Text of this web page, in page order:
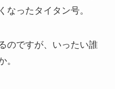
なったタイタン号。
のですが、いったい誰
。